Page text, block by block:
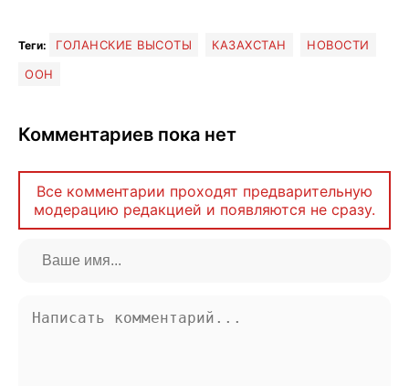
Теги: ГОЛАНСКИЕ ВЫСОТЫ КАЗАХСТАН
НОВОСТИ
ООН
Комментариев пока нет
Все комментарии проходят предварительную
модерацию редакцией и появляются не сразу.